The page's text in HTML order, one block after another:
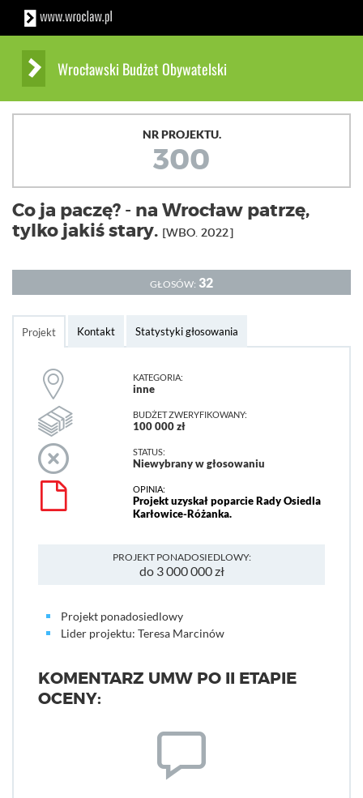
Wrocławski Budżet Obywatelski
NR PROJEKTU.
300
Co ja paczę? - na Wrocław patrzę,
tylko jakiś stary. [WBO. 2022]
GŁOSÓW: 32
Projekt Kontakt Statystyki głosowania
KATEGORIA:
inne
BUDŻET ZWERYFIKOWANY:
100 000 zł
STATUS:
Niewybrany w głosowaniu
OPINIA:
Projekt uzyskał poparcie Rady Osiedla
Karłowice-Różanka.
PROJEKT PONADOSIEDLOWY:
do 3 000 000 zł
Projekt ponadosiedlowy
Lider projektu: Teresa Marcinów
KOMENTARZ UMW PO II ETAPIE
OCENY: